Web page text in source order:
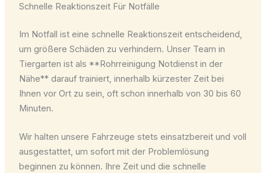
Schnelle Reaktionszeit Für Notfälle
Im Notfall ist eine schnelle Reaktionszeit entscheidend,
um größere Schäden zu verhindern. Unser Team in
Tiergarten ist als **Rohrreinigung Notdienst in der
Nähe** darauf trainiert, innerhalb kürzester Zeit bei
Ihnen vor Ort zu sein, oft schon innerhalb von 30 bis 60
Minuten.
Wir halten unsere Fahrzeuge stets einsatzbereit und voll
ausgestattet, um sofort mit der Problemlösung
beginnen zu können. Ihre Zeit und die schnelle